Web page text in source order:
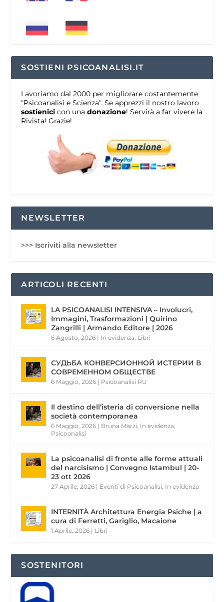
SOSTIENI PSICOANALISI.IT
Lavoriamo dal 2000 per migliorare costantemente
"Psicoanalisi e Scienza". Se apprezzi il nostro lavoro
sostienici con unadonazione! Servirà a far vivere la
Rivista! Grazie!
NEWSLETTER
>>> Iscriviti alla newsletter
ARTICOLI RECENTI
LA PSICOANALISI INTENSIVA – Involucri,
Immagini, Trasformazioni | Quirino
Zangrilli | Armando Editore | 2026
6 Agosto, 2026 | In evidenza Libri
СУДЬБА КОНВЕРСИОННОЙ ИСТЕРИИ В
СОВРЕМЕННОМ ОБЩЕСТВЕ
6 Maggio, 2026 | Psicoanalisi RU
Il destino dell’isteria di conversione nella
società contemporanea
6 Maggio, 2026 | Bruna Marzi In evidenza
Psicoanalisi
La psicoanalisi di fronte alle forme attuali
del narcisismo | Convegno Istambul | 20-
23 ott 2026
27 Aprile, 2026 | Eventi di Psicoanalisi In evidenza
INTERNITÀ Architettura Energia Psiche | a
cura di Ferretti, Gariglio, Macaione
1 Aprile, 2026 | Libri
SOSTENITORI